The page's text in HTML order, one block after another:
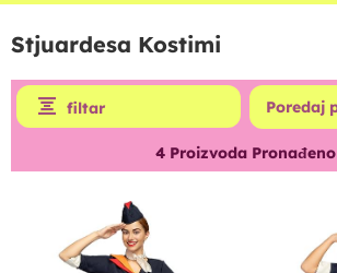
Stjuardesa Kostimi
filtar
4Proizvoda Pronađeno